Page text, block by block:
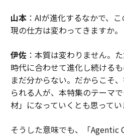
山本：AIが進化するなかで、
現の仕方は変わってきますか。
伊佐：本質は変わりません。
時代に合わせて進化し続ける
まだ分からない。だからこそ
られる人が、本特集のテーマ
材」になっていくとも思ってい
そうした意味でも、「